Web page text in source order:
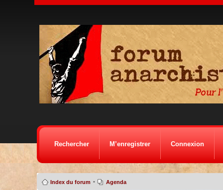
Rechercher M’enregistrer Connexion
Index du forum • Agenda